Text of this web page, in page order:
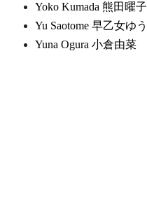
Yoko Kumada 熊田曜子
Yu Saotome 早乙女ゆう
Yuna Ogura 小倉由菜